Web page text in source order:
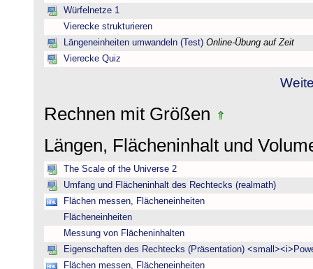
Würfelnetze 1
Vierecke strukturieren
Längeneinheiten umwandeln (Test) Online-Übung auf Zeit
Vierecke Quiz
Rechnen mit Größen
Längen, Flächeninhalt und
The Scale of the Universe 2
Umfang und Flächeninhalt des Rechtecks (realmath)
Flächen messen, Flächeneinheiten
Flächeneinheiten
Messung von Flächeninhalten
Eigenschaften des Rechtecks (Präsentation)
Flächen messen, Flächeneinheiten